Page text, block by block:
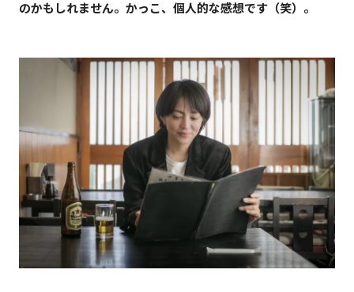
のかもしれません。かっこ、個人的な感想です（笑）。